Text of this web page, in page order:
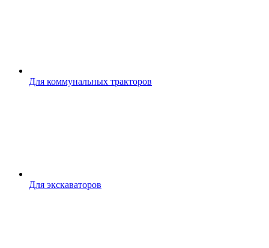
Для коммунальных тракторов
Для экскаваторов